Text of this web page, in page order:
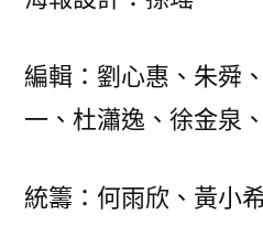
編輯：劉心惠、朱舜
一、杜瀟逸、徐金泉
統籌：何雨欣、黃小